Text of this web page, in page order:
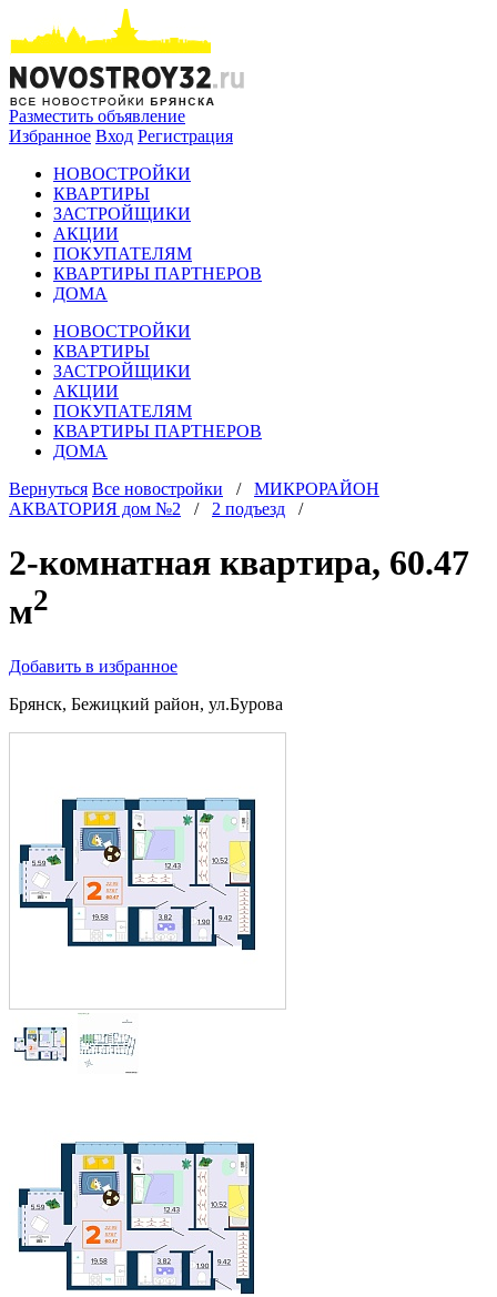
Разместить объявление
Избранное Вход Регистрация
НОВОСТРОЙКИ
КВАРТИРЫ
ЗАСТРОЙЩИКИ
АКЦИИ
ПОКУПАТЕЛЯМ
КВАРТИРЫ ПАРТНЕРОВ
ДОМА
НОВОСТРОЙКИ
КВАРТИРЫ
ЗАСТРОЙЩИКИ
АКЦИИ
ПОКУПАТЕЛЯМ
КВАРТИРЫ ПАРТНЕРОВ
ДОМА
Вернуться Все новостройки /
МИКРОРАЙОН
АКВАТОРИЯ дом №2
/ 2 подъезд /
2-комнатная квартира, 60.47
м2
Добавить в избранное
Брянск, Бежицкий район, ул.Бурова